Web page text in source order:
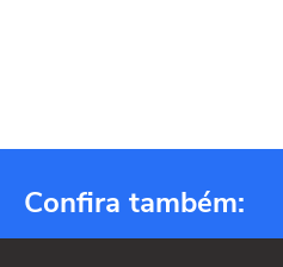
Confira também: